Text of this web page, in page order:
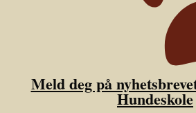
Meld deg på
Hundeskole